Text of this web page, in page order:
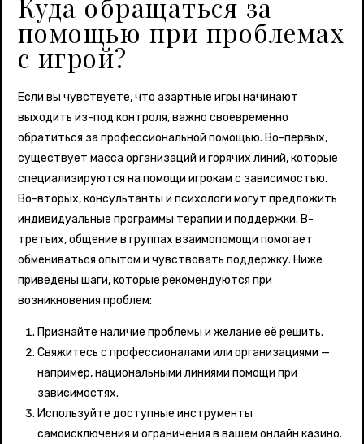
Куда обращаться за
помощью при проблемах
с игрой?
Если вы чувствуете, что азартные игры начинают
выходить из-под контроля, важно своевременно
обратиться за профессиональной помощью. Во-первых,
существует масса организаций и горячих линий, которые
специализируются на помощи игрокам с зависимостью.
Во-вторых, консультанты и психологи могут предложить
индивидуальные программы терапии и поддержки. В-
третьих, общение в группах взаимопомощи помогает
обмениваться опытом и чувствовать поддержку. Ниже
приведены шаги, которые рекомендуются при
возникновения проблем:
Признайте наличие проблемы и желание её решить.
Свяжитесь с профессионалами или организациями —
например, национальными линиями помощи при
зависимостях.
Используйте доступные инструменты
самоисключения и ограничения в вашем онлайн казино.